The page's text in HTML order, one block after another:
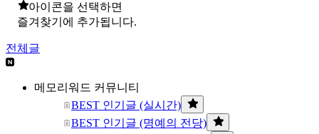
아이콘을 선택하면
즐겨찾기에 추가됩니다.
전체글
메모리워드 커뮤니티
BEST 인기글 (실시간)
BEST 인기글 (명예의 전당)